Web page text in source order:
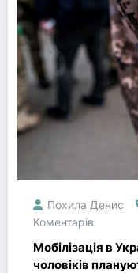
Похила Денис
Коментарів
Мобілізація в
чоловіків